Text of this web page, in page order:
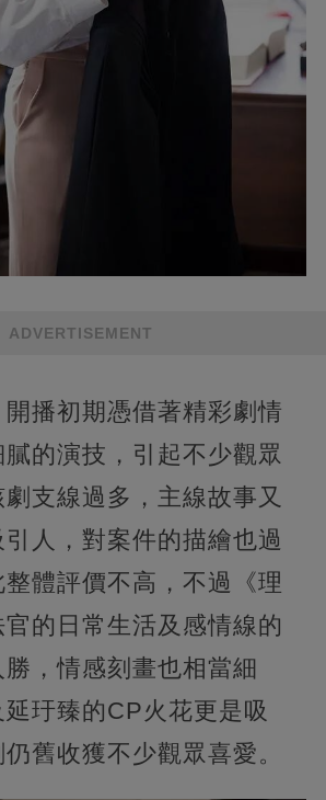
ADVERTISEMENT
開播初期憑借著精彩劇情
的演技，引起不少觀眾
支線過多，主線故事又
人，對案件的描繪也過
體評價不高，不過《理
的日常生活及感情線的
，情感刻畫也相當細
玗臻的CP火花更是吸
舊收獲不少觀眾喜愛。